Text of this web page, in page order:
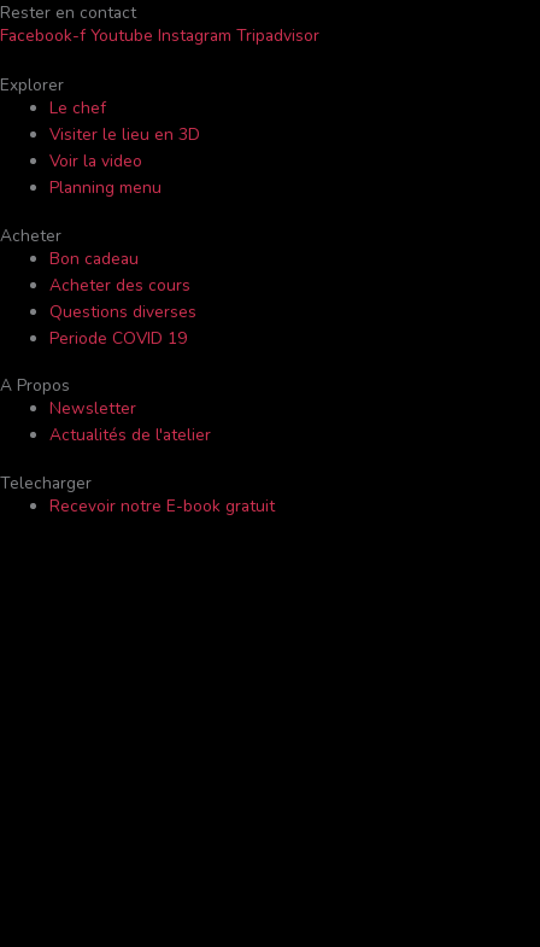
Rester en contact
Facebook-f Youtube Instagram Tripadvisor
Explorer
Le chef
Visiter le lieu en 3D
Voir la video
Planning menu
Acheter
Bon cadeau
Acheter des cours
Questions diverses
Periode COVID 19
A Propos
Newsletter
Actualités de l'atelier
Telecharger
Recevoir notre E-book gratuit